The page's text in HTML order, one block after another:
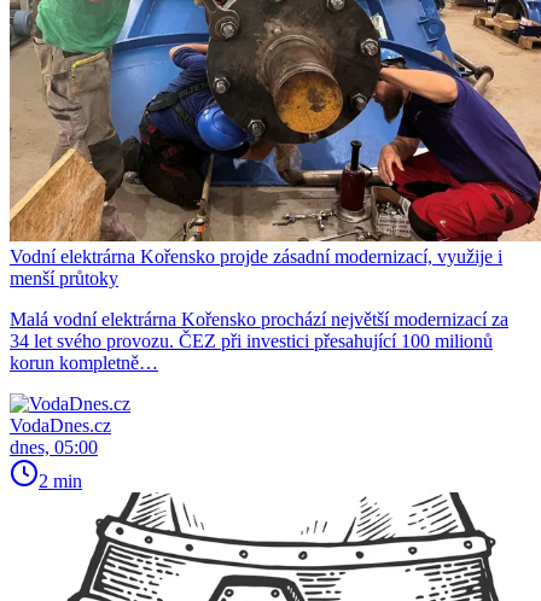
Vodní elektrárna Kořensko projde zásadní modernizací, využije i
menší průtoky
Malá vodní elektrárna Kořensko prochází největší modernizací za
34 let svého provozu. ČEZ při investici přesahující 100 milionů
korun kompletně…
VodaDnes.cz
dnes, 05:00
2 min